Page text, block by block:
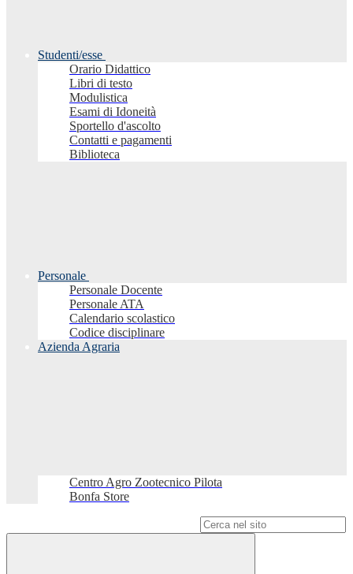
Studenti/esse
Orario Didattico
Libri di testo
Modulistica
Esami di Idoneità
Sportello d'ascolto
Contatti e pagamenti
Biblioteca
Personale
Personale Docente
Personale ATA
Calendario scolastico
Codice disciplinare
Azienda Agraria
Centro Agro Zootecnico Pilota
Bonfa Store